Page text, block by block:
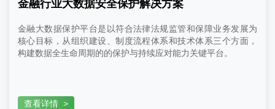
金融行业大数据安全保护解决方案
金融大数据保护平台是以符合法律法规监管和保障业务发展为
核心目标，从组织建设、制度流程体系和技术体系三个方面，
构建数据全生命周期的的保护与持续应对能力关键平台。
查看详情 >